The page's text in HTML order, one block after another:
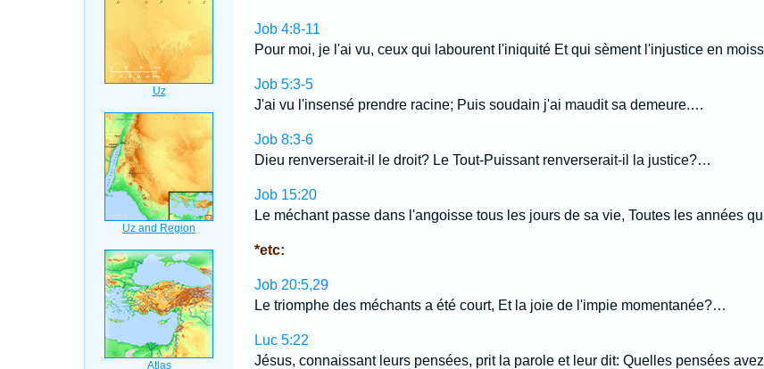
Job 4:8-11
Pour moi, je l'ai vu, ceux qui labourent l'iniquité Et qui sèment l'injustice en
Job 5:3-5
J'ai vu l'insensé prendre racine; Puis soudain j'ai maudit sa demeure.…
Job 8:3-6
Dieu renverserait-il le droit? Le Tout-Puissant renverserait-il la justice?…
Job 15:20
Le méchant passe dans l'angoisse tous les jours de sa vie, Toutes les années
*etc:
Job 20:5,29
Le triomphe des méchants a été court, Et la joie de l'impie momentanée?…
Luc 5:22
Jésus, connaissant leurs pensées, prit la parole et leur dit: Quelles pensées